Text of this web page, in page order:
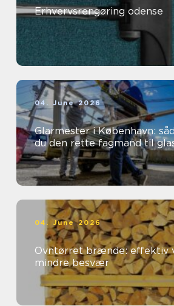
Erhvervsrengøring odense
04. June 2026
Glarmester i København:
du den rette fagmand til
04. June 2026
Ovntørret brænde: effektiv
mindre besvær